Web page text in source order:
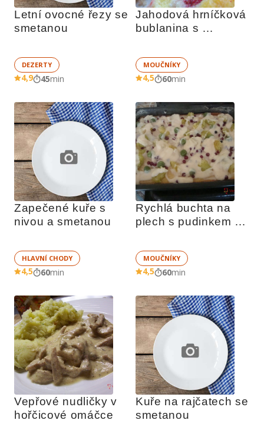
Letní ovocné řezy se
smetanou
DEZERTY
4,9 45min
Jahodová hrníčková
bublanina s
MOUČNÍKY
4,5 60min
Zapečené kuře s
nivou a smetanou
HLAVNÍ CHODY
4,5 60min
Rychlá buchta na
plech s pudinkem a
MOUČNÍKY
4,5 60min
Vepřové nudličky v
hořčicové omáčce
Kuře na rajčatech se
smetanou